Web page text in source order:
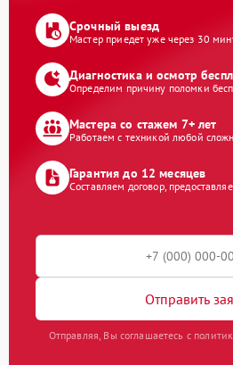
Срочный выезд
Мастер приедет уже через 30
Диагностика и осмотр
Определим причину поломки
Мастера со стажем 7+ лет
Работаем с техникой любой
Гарантия до 12 месяцев
Составляем договор,
Отправить
Отправляя, Вы соглашаетесь с